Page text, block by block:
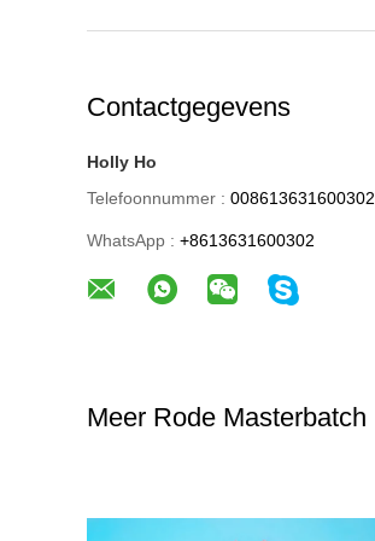
Contactgegevens
Holly Ho
Telefoonnummer : 008613631600302
WhatsApp : +8613631600302
Meer Rode Masterbatch